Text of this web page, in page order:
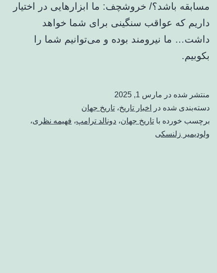
مسابقه باشد؟/ خروشچف: ما ابزارهایی در اختیار
داریم که عواقب سنگینی برای شما خواهد
داشت… ما نیرومند بوده و می‌توانیم شما را
بکوبیم.
منتشر شده در مارس 1, 2025
دسته‌بندی شده در
اخبار تاریخ، تاریخ جهان
برچسب خورده با تاریخ جهان، دونالد ترامپ، فهیمه نظری،
ولودیمیر زلنسکی